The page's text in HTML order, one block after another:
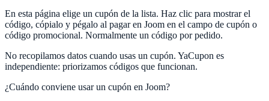
En esta página elige un cupón de la lista. Haz clic para mostrar el
código, cópialo y pégalo al pagar en Joom en el campo de cupón o
código promocional. Normalmente un código por pedido.
No recopilamos datos cuando usas un cupón. YaCupon es
independiente: priorizamos códigos que funcionan.
¿Cuándo conviene usar un cupón en Joom?